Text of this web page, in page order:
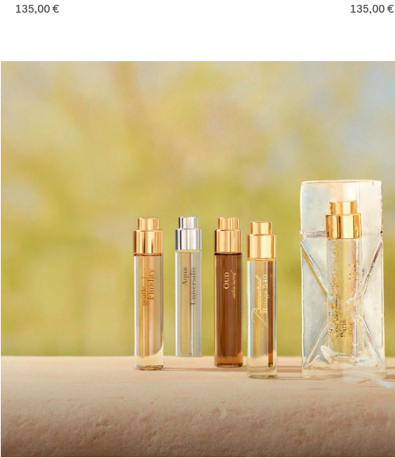
135,00 €
135,00 €
<p><span style="color:#ffffff;">Entdecken Sie die Auswahl</span></p>